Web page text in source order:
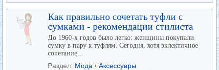
Как правильно сочетать туфли с
сумками - рекомендации стилиста
До 1960-х годов было легко: женщины покупали
сумку в пару к туфлям. Сегодня, хотя эклектичное
сочетание...
Раздел: Мода › Аксессуары